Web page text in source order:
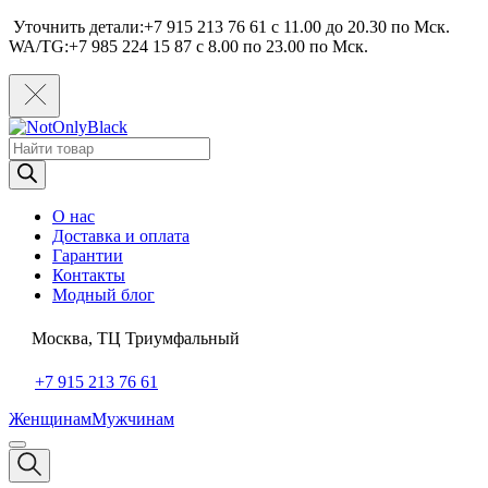
Уточнить детали:+7 915 213 76 61 c 11.00 до 20.30 по Мcк.
WA/TG:+7 985 224 15 87 c 8.00 по 23.00 по Мcк.
Поиск
товаров
О нас
Доставка и оплата
Гарантии
Контакты
Модный блог
Москва, ТЦ Триумфальный
+7 915 213 76 61
ЖенщинамМужчинам